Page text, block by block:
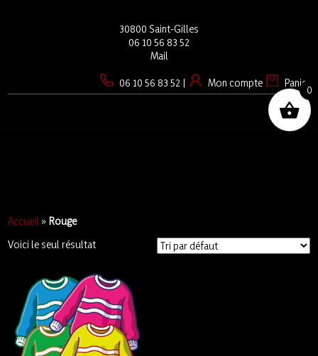
30800 Saint-Gilles
06 10 56 83 52
Mail
06 10 56 83 52 | Mon compte Panier
☰
Accueil »Rouge
Voici le seul résultat
0